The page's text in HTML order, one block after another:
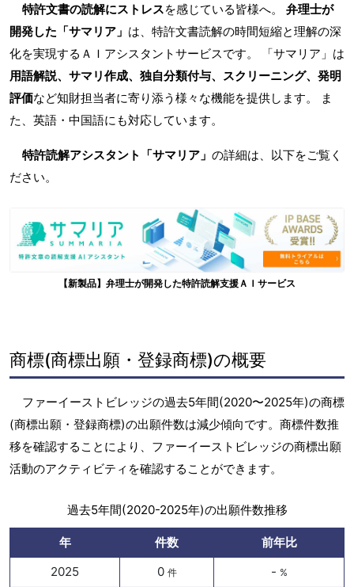
特許文書の読解にストレスを感じている皆様へ。 弁理士が
開発した「サマリア」 は、特許文書読解の時間短縮と理解の深
化を実現するＡＩアシスタントサービスです。 「サマリア」は
用語解説、サマリ作成、独自分類付与、スクリーニング、発明
評価など知財担当者に寄り添う様々な機能を提供します。 ま
た、英語・中国語にも対応しています。
特許読解アシスタント「サマリア」 の詳細は、以下をご覧く
ださい。
【新製品】弁理士が開発した特許読解支援ＡＩサービス
商標(商標出願・登録商標)の概要
ファーイーストビレッジの過去5年間(2020〜2025年)の商標
(商標出願・登録商標)の出願件数は減少傾向です。商標件数推
移を確認することにより、ファーイーストビレッジの商標出願
活動のアクティビティを確認することができます。
過去5年間(2020-2025年)の出願件数推移
年 件数
前年比
2025
0 件 - %